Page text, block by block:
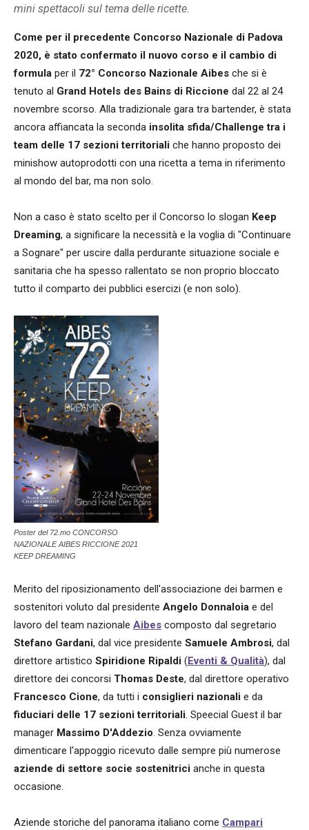
mini spettacoli sul tema delle ricette.
Come per il precedente Concorso Nazionale di Padova
2020, è stato confermato il nuovo corso e il cambio di
formula per il 72° Concorso Nazionale Aibes che si è
tenuto al Grand Hotels des Bains di Riccione dal 22 al 24
novembre scorso. Alla tradizionale gara tra bartender, è stata
ancora affiancata la seconda insolita sfida/Challenge tra i
team delle 17 sezioni territoriali che hanno proposto dei
minishow autoprodotti con una ricetta a tema in riferimento
al mondo del bar, ma non solo.
Non a caso è stato scelto per il Concorso lo slogan Keep
Dreaming, a significare la necessità e la voglia di "Continuare
a Sognare" per uscire dalla perdurante situazione sociale e
sanitaria che ha spesso rallentato se non proprio bloccato
tutto il comparto dei pubblici esercizi (e non solo).
Poster del 72.mo CONCORSO
NAZIONALE AIBES RICCIONE 2021
KEEP DREAMING
Merito del riposizionamento dell'associazione dei barmen e
sostenitori voluto dal presidente Angelo Donnaloia e del
lavoro del team nazionale Aibes composto dal segretario
Stefano Gardani, dal vice presidente Samuele Ambrosi, dal
direttore artistico Spiridione Ripaldi (Eventi & Qualità), dal
direttore dei concorsi Thomas Deste, dal direttore operativo
Francesco Cione, da tutti i consiglieri nazionali e da
fiduciari delle 17 sezioni territoriali. Speecial Guest il bar
manager Massimo D'Addezio. Senza ovviamente
dimenticare l'appoggio ricevuto dalle sempre più numerose
aziende di settore socie sostenitrici anche in questa
occasione.
Aziende storiche del panorama italiano come Campari